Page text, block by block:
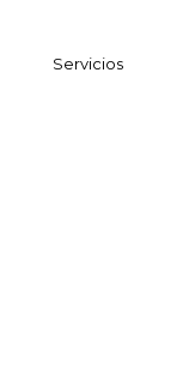
Servicios